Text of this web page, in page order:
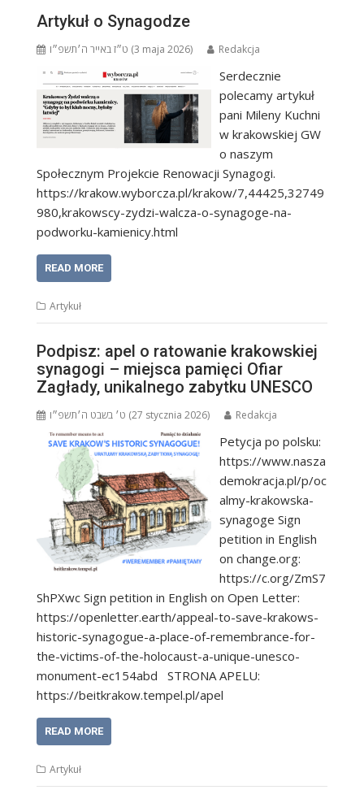
Artykuł o Synagodze
ט״ז באייר ה׳תשפ״ו (3 maja 2026) Redakcja
Serdecznie
polecamy artykuł
pani Mileny Kuchni
w krakowskiej GW
o naszym
Społecznym Projekcie Renowacji Synagogi.
https://krakow.wyborcza.pl/krakow/7,44425,32749
980,krakowscy-zydzi-walcza-o-synagoge-na-
podworku-kamienicy.html
READ MORE
Artykuł
Podpisz: apel o ratowanie krakowskiej
synagogi – miejsca pamięci Ofiar
Zagłady, unikalnego zabytku UNESCO
ט׳ בשבט ה׳תשפ״ו (27 stycznia 2026) Redakcja
Petycja po polsku:
https://www.nasza
demokracja.pl/p/oc
almy-krakowska-
synagoge Sign
petition in English
on change.org:
https://c.org/ZmS7
ShPXwc Sign petition in English on Open Letter:
https://openletter.earth/appeal-to-save-krakows-
historic-synagogue-a-place-of-remembrance-for-
the-victims-of-the-holocaust-a-unique-unesco-
monument-ec154abd STRONA APELU:
https://beitkrakow.tempel.pl/apel
READ MORE
Artykuł